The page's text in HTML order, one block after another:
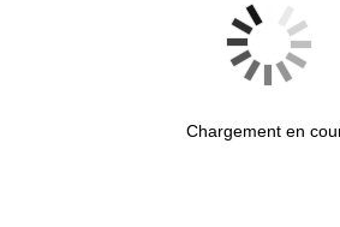
Chargement en